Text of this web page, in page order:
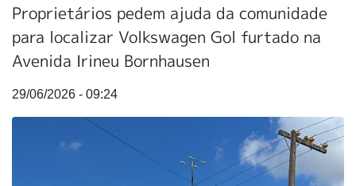
Proprietários pedem ajuda da comunidade
para localizar Volkswagen Gol furtado na
Avenida Irineu Bornhausen
29/06/2026 - 09:24